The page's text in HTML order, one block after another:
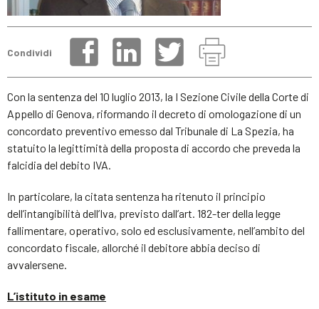
Condividi
Con la sentenza del 10 luglio 2013, la I Sezione Civile della Corte di
Appello di Genova, riformando il decreto di omologazione di un
concordato preventivo emesso dal Tribunale di La Spezia, ha
statuito la legittimità della proposta di accordo che preveda la
falcidia del debito IVA.
In particolare, la citata sentenza ha ritenuto il principio
dell’intangibilità dell’Iva, previsto dall’art. 182-ter della legge
fallimentare, operativo, solo ed esclusivamente, nell’ambito del
concordato fiscale, allorché il debitore abbia deciso di
avvalersene.
L’istituto in esame